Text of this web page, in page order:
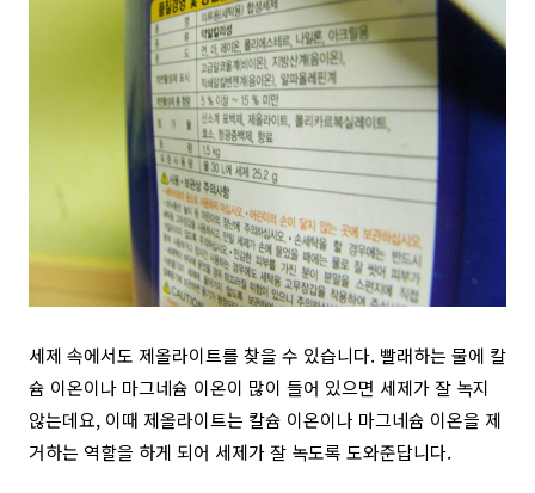
세제 속에서도 제올라이트를 찾을 수 있습니다. 빨래하는 물에 칼
슘 이온이나 마그네슘 이온이 많이 들어 있으면 세제가 잘 녹지
않는데요, 이때 제올라이트는 칼슘 이온이나 마그네슘 이온을 제
거하는 역할을 하게 되어 세제가 잘 녹도록 도와준답니다.